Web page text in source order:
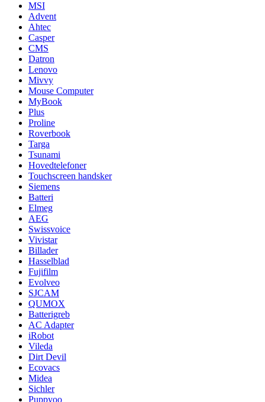
MSI
Advent
Ahtec
Casper
CMS
Datron
Lenovo
Mivvy
Mouse Computer
MyBook
Plus
Proline
Roverbook
Targa
Tsunami
Hovedtelefoner
Touchscreen handsker
Siemens
Batteri
Elmeg
AEG
Swissvoice
Vivistar
Billader
Hasselblad
Fujifilm
Evolveo
SJCAM
QUMOX
Batterigreb
AC Adapter
iRobot
Vileda
Dirt Devil
Ecovacs
Midea
Sichler
Puppyoo